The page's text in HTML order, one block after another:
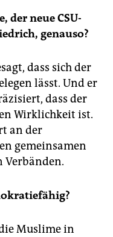
der neue CSU-
genauso?
dass sich der
lässt. Und er
dass der
Wirklichkeit ist.
an der
gemeinsamen
Muslime in